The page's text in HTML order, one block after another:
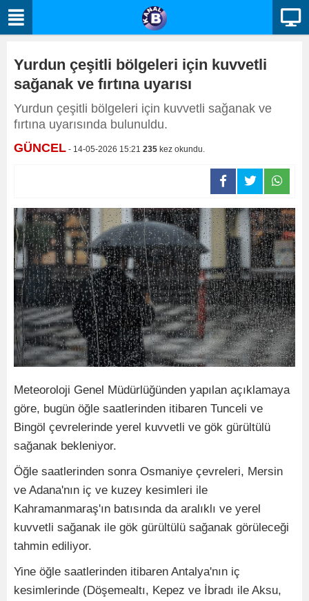
Yurdun çeşitli bölgeleri için kuvvetli
sağanak ve fırtına uyarısı
Yurdun çeşitli bölgeleri için kuvvetli sağanak ve
fırtına uyarısında bulunuldu.
GÜNCEL - 14-05-2026 15:21 235 kez okundu.
Meteoroloji Genel Müdürlüğünden yapılan açıklamaya
göre, bugün öğle saatlerinden itibaren Tunceli ve
Bingöl çevrelerinde yerel kuvvetli ve gök gürültülü
sağanak bekleniyor.
Öğle saatlerinden sonra Osmaniye çevreleri, Mersin
ve Adana'nın iç ve kuzey kesimleri ile
Kahramanmaraş'ın batısında da aralıklı ve yerel
kuvvetli sağanak ile gök gürültülü sağanak görüleceği
tahmin ediliyor.
Yine öğle saatlerinden itibaren Antalya'nın iç
kesimlerinde (Döşemealtı, Kepez ve İbradı ile Aksu,